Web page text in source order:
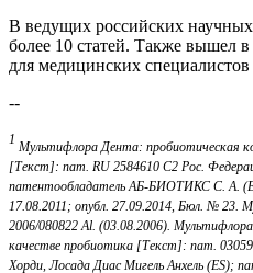
В ведущих российских
более 10 статей. Также вышел
для медицинских
--
1 Мультифлора Дента: пробиотическая
[Текст]: пат. RU 2584610 С2 Рос.
патентообладатель АБ-БИОТИКС С. А.
17.08.2011; опубл. 27.09.2014, Бюл. № 23.
2006/080822 Al. (03.08.2006).
качестве пробиотика [Текст]: пат.
Хорди, Лосада Диас Мигель Анхель (ES);